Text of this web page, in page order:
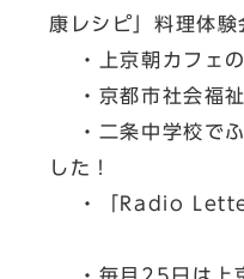
康レシピ」料理体験
・上京朝カフェ
・京都市社会福祉
・二条中学校でふ
した！
・「Radio Letter